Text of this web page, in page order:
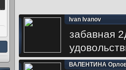
Ivan Ivanov
забавная
ВАЛЕНТИНА